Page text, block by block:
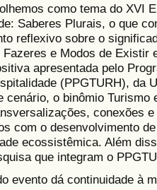
como tema do XVI
Saberes Plurais, o que
reflexivo sobre o
e Modos de Existir
apresentada pelo
(PPGTURH), da
cenário, o binômio Turismo
conexões
com o desenvolvimento
ecossistêmica. Além
que integram o
evento dá continuidade à